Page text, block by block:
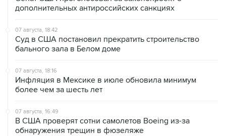
дополнительных антироссийских санкциях
07 августа, 18:42
Суд в США постановил прекратить строительство
бального зала в Белом доме
07 августа, 18:16
Инфляция в Мексике в июле обновила минимум
более чем за шесть лет
07 августа, 16:49
В США проверят сотни самолетов Boeing из-за
обнаружения трещин в фюзеляже